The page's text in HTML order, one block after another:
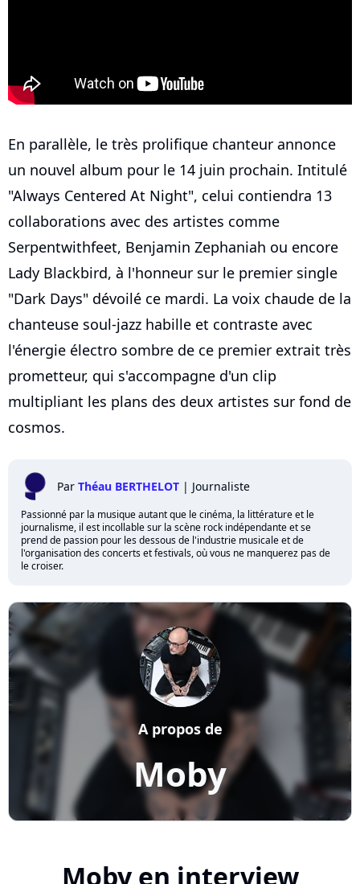
En parallèle, le très prolifique chanteur annonce
un nouvel album pour le 14 juin prochain. Intitulé
"Always Centered At Night", celui contiendra 13
collaborations avec des artistes comme
Serpentwithfeet, Benjamin Zephaniah ou encore
Lady Blackbird, à l'honneur sur le premier single
"Dark Days" dévoilé ce mardi. La voix chaude de la
chanteuse soul-jazz habille et contraste avec
l'énergie électro sombre de ce premier extrait très
prometteur, qui s'accompagne d'un clip
multipliant les plans des deux artistes sur fond de
cosmos.
Par Théau BERTHELOT | Journaliste
Passionné par la musique autant que le cinéma, la littérature et le
journalisme, il est incollable sur la scène rock indépendante et se
prend de passion pour les dessous de l'industrie musicale et de
l'organisation des concerts et festivals, où vous ne manquerez pas de
le croiser.
Moby
A propos de
Moby en interview